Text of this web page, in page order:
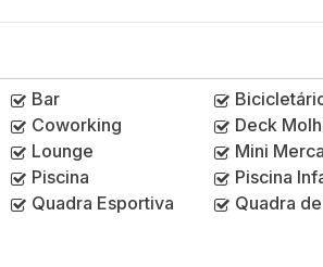
Bar
Coworking Deck
Lounge Mini
Piscina Piscina
Quadra Esportiva Quadra